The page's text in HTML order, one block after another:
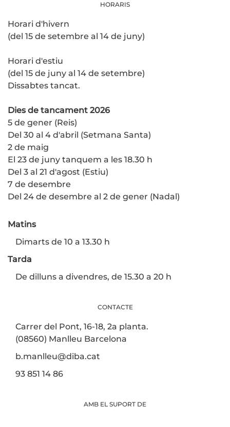
HORARIS
Horari d'hivern
(del 15 de setembre al 14 de juny)
Horari d'estiu
(del 15 de juny al 14 de setembre)
Dissabtes tancat.
Dies de tancament 2026
5 de gener (Reis)
Del 30 al 4 d'abril (Setmana Santa)
2 de maig
El 23 de juny tanquem a les 18.30 h
Del 3 al 21 d'agost (Estiu)
7 de desembre
Del 24 de desembre al 2 de gener (Nadal)
Matins
Dimarts de 10 a 13.30 h
Tarda
De dilluns a divendres, de 15.30 a 20 h
CONTACTE
Carrer del Pont, 16-18, 2a planta.
(08560) Manlleu Barcelona
b.manlleu@diba.cat
93 851 14 86
AMB EL SUPORT DE